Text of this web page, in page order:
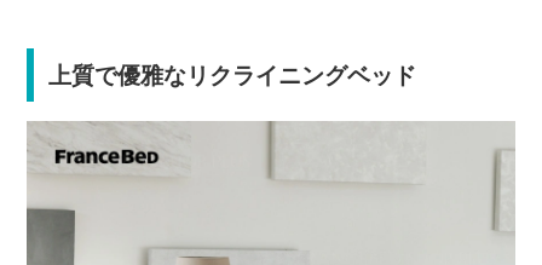
上質で優雅なリクライニングベッド